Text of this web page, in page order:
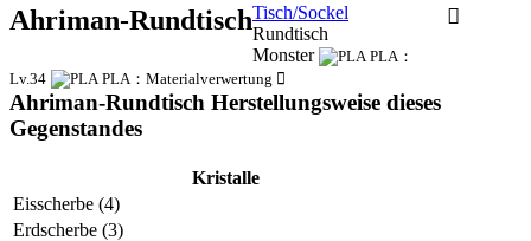
Ahriman-RundtischTisch/Sockel
Rundtisch
Monster
PLA：
Lv.34
PLA：Materialverwertung
Ahriman-Rundtisch Herstellungsweise dieses
Gegenstandes
Kristalle
Eisscherbe (4)
Erdscherbe (3)